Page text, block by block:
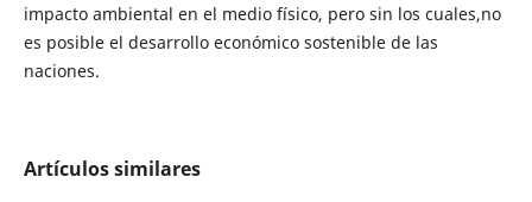
impacto ambiental en el medio físico, pero sin los cuales,no
es posible el desarrollo económico sostenible de las
naciones.
Artículos similares